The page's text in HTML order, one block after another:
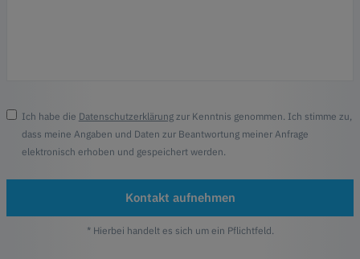
Ich habe die Datenschutzerklärungzur Kenntnis genommen. Ich stimme zu,
dass meine Angaben und Daten zur Beantwortung meiner Anfrage
elektronisch erhoben und gespeichert werden.
Kontakt aufnehmen
* Hierbei handelt es sich um ein Pflichtfeld.